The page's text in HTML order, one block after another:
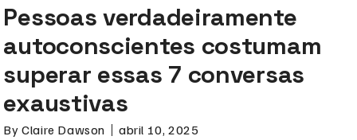
Pessoas verdadeiramente
autoconscientes costumam
superar essas 7 conversas
exaustivas
By Claire Dawson abril 10, 2025